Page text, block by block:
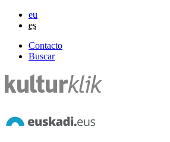
eu
es
Contacto
Buscar